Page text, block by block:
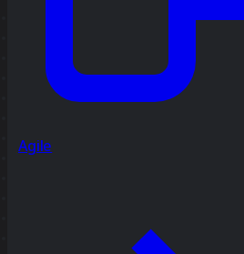
Agile